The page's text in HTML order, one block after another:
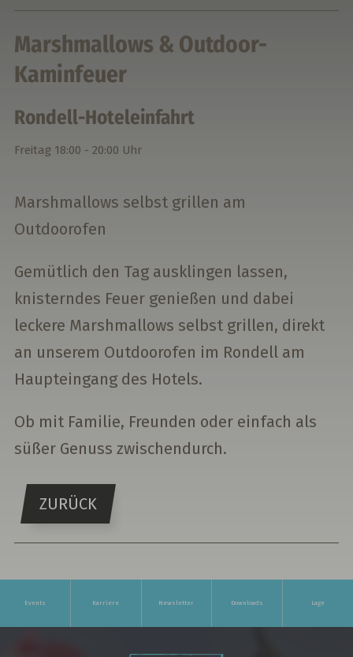
Marshmallows & Outdoor-
Kaminfeuer
Rondell-Hoteleinfahrt
Freitag 18:00 - 20:00 Uhr
Marshmallows selbst grillen am
Outdoorofen
Gemütlich den Tag ausklingen lassen,
knisterndes Feuer genießen und dabei
leckere Marshmallows selbst grillen, direkt
an unserem Outdoorofen im Rondell am
Haupteingang des Hotels.
Ob mit Familie, Freunden oder einfach als
süßer Genuss zwischendurch.
ZURÜCK
Events Karriere Newsletter Downloads Lage